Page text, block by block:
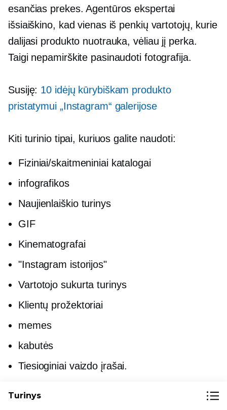
esančias prekes. Agentūros ekspertai
išsiaiškino, kad vienas iš penkių vartotojų, kurie
dalijasi produkto nuotrauka, vėliau jį perka.
Taigi nepamirškite pasinaudoti fotografija.
Susiję: 10 idėjų kūrybiškam produkto
pristatymui „Instagram“ galerijose
Kiti turinio tipai, kuriuos galite naudoti:
Fiziniai/skaitmeniniai katalogai
infografikos
Naujienlaiškio turinys
GIF
Kinematografai
"Instagram istorijos"
Vartotojo sukurta turinys
Klientų prožektoriai
memes
kabutės
Tiesioginiai vaizdo įrašai.
Skaitykite šį įrašą, kad gautumėte daugiau
Turinys